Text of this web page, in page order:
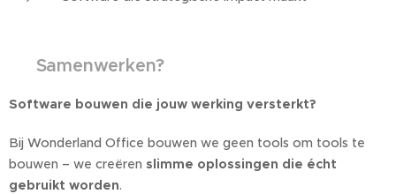
Samenwerken?
Software bouwen die jouw werking versterkt?
Bij Wonderland Office bouwen we geen tools om tools te
bouwen – we creëren slimme oplossingen die écht
gebruikt worden.